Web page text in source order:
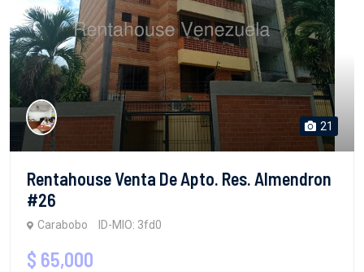
21
Rentahouse Venta De Apto. Res. Almendron
#26
Carabobo ID-MIO: 3fd0
$ 65,000